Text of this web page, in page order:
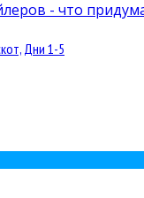
Дни 1-5